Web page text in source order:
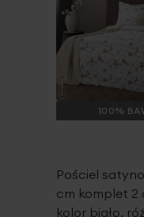
100%
Pościel
cm komplet 2
kolor biało,